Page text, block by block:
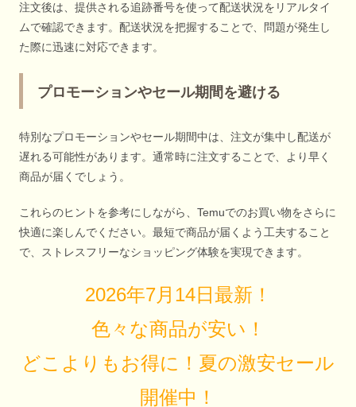
注文後は、提供される追跡番号を使って配送状況をリアルタイ
ムで確認できます。配送状況を把握することで、問題が発生し
た際に迅速に対応できます。
プロモーションやセール期間を避ける
特別なプロモーションやセール期間中は、注文が集中し配送が
遅れる可能性があります。通常時に注文することで、より早く
商品が届くでしょう。
これらのヒントを参考にしながら、Temuでのお買い物をさらに
快適に楽しんでください。最短で商品が届くよう工夫すること
で、ストレスフリーなショッピング体験を実現できます。
2026年7月14日最新！
色々な商品が安い！
どこよりもお得に！夏の激安セール
開催中！